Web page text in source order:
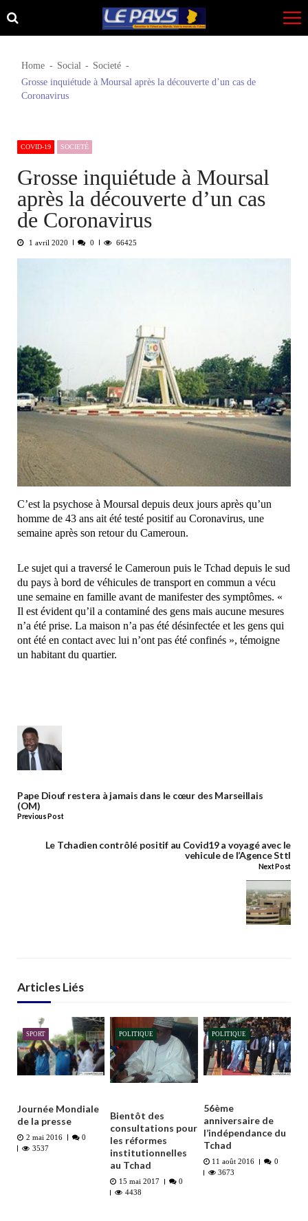
Skip
to
Skip
to
Home Social
Societé
Grosse inquiétude à Moursal après la découverte d’un cas de
Coronavirus
COVID-19 SOCIETÉ
Grosse inquiétude à Moursal
après la découverte d’un cas
de Coronavirus
1 avril 2020 0 66425
C’est la psychose à Moursal depuis deux jours après qu’un
homme de 43 ans ait été testé positif au Coronavirus, une
semaine après son retour du Cameroun.
Le sujet qui a traversé le Cameroun puis le Tchad depuis le sud
du pays à bord de véhicules de transport en commun a vécu
une semaine en famille avant de manifester des symptômes. «
Il est évident qu’il a contaminé des gens mais aucune mesures
n’a été prise. La maison n’a pas été désinfectée et les gens qui
ont été en contact avec lui n’ont pas été confinés », témoigne
un habitant du quartier.
Pape Diouf restera à jamais dans le cœur des Marseillais
(OM)
Previous Post
Le Tchadien contrôlé positif au Covid19 a voyagé avec le
vehicule de l’Agence Sttl
Next Post
Articles Liés
SPORT
Journée Mondiale
de la presse
2 mai 2016
0
3537
POLITIQUE
Bientôt des
consultations pour
les réformes
institutionnelles
au Tchad
15 mai 2017
0
4438
POLITIQUE
56ème
anniversaire de
l’indépendance du
Tchad
11 août 2016
0
3673